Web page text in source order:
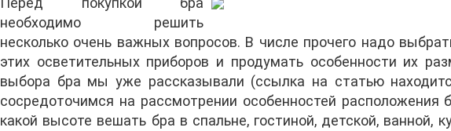
необходимо решить
несколько очень важных вопросов. В числе прочего надо
этих осветительных приборов и продумать особенности их
выбора бра мы уже рассказывали (ссылка на статью
сосредоточимся на рассмотрении особенностей расположения
какой высоте вешать бра в спальне, гостиной, детской, ванной,